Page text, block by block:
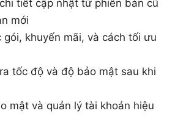
tiết cập nhật từ phiên bản cũ
mới
gói, khuyến mãi, và cách tối ưu
tốc độ và độ bảo mật sau khi
mật và quản lý tài khoản hiệu